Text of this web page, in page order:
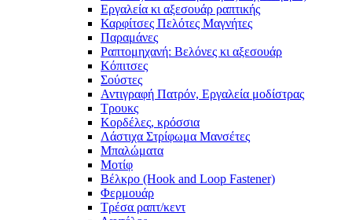
Εργαλεία κι αξεσουάρ ραπτικής
Καρφίτσες Πελότες Μαγνήτες
Παραμάνες
Ραπτομηχανή: Βελόνες κι αξεσουάρ
Κόπιτσες
Σούστες
Αντιγραφή Πατρόν, Εργαλεία μοδίστρας
Τρουκς
Κορδέλες, κρόσσια
Λάστιχα Στρίφωμα Μανσέτες
Μπαλώματα
Mοτίφ
Βέλκρο (Hook and Loop Fastener)
Φερμουάρ
Τρέσα ραπτ/κεντ